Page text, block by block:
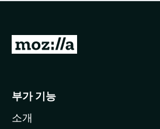
점
습
니
M
l
부가 기능
소개